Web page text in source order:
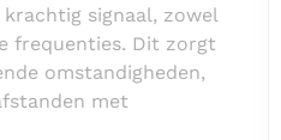
signaal, zowel
frequenties. Dit zorgt
omstandigheden,
met